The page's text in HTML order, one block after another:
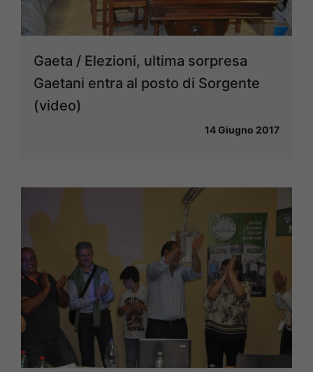
Gaeta / Elezioni, ultima sorpresa
Gaetani entra al posto di Sorgente
(video)
14 Giugno 2017